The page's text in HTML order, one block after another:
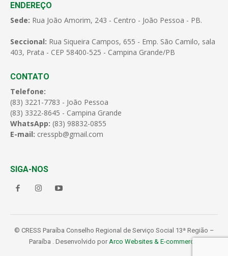
ENDEREÇO
Sede: Rua João Amorim, 243 - Centro - João Pessoa - PB.
Seccional: Rua Siqueira Campos, 655 - Emp. São Camilo, sala
403, Prata - CEP 58400-525 - Campina Grande/PB
CONTATO
Telefone:
(83) 3221-7783 - João Pessoa
(83) 3322-8645 - Campina Grande
WhatsApp: (83) 98832-0855
E-mail: cresspb@gmail.com
SIGA-NOS
© CRESS Paraíba Conselho Regional de Serviço Social 13ª Região –
Paraíba . Desenvolvido por Arco Websites & E-commerce